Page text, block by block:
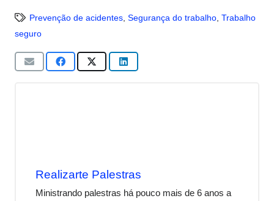
Prevenção de acidentes, Segurança do trabalho, Trabalho
seguro
Realizarte Palestras
Ministrando palestras há pouco mais de 6 anos a